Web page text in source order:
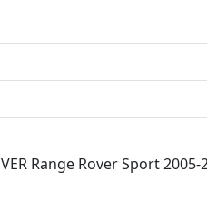
Rаngе Rоver Sрort